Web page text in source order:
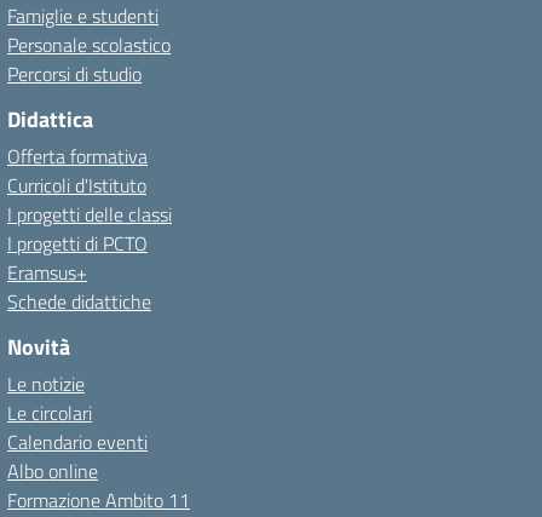
Famiglie e studenti
Personale scolastico
Percorsi di studio
Didattica
Offerta formativa
Curricoli d'Istituto
I progetti delle classi
I progetti di PCTO
Eramsus+
Schede didattiche
Novità
Le notizie
Le circolari
Calendario eventi
Albo online
Formazione Ambito 11